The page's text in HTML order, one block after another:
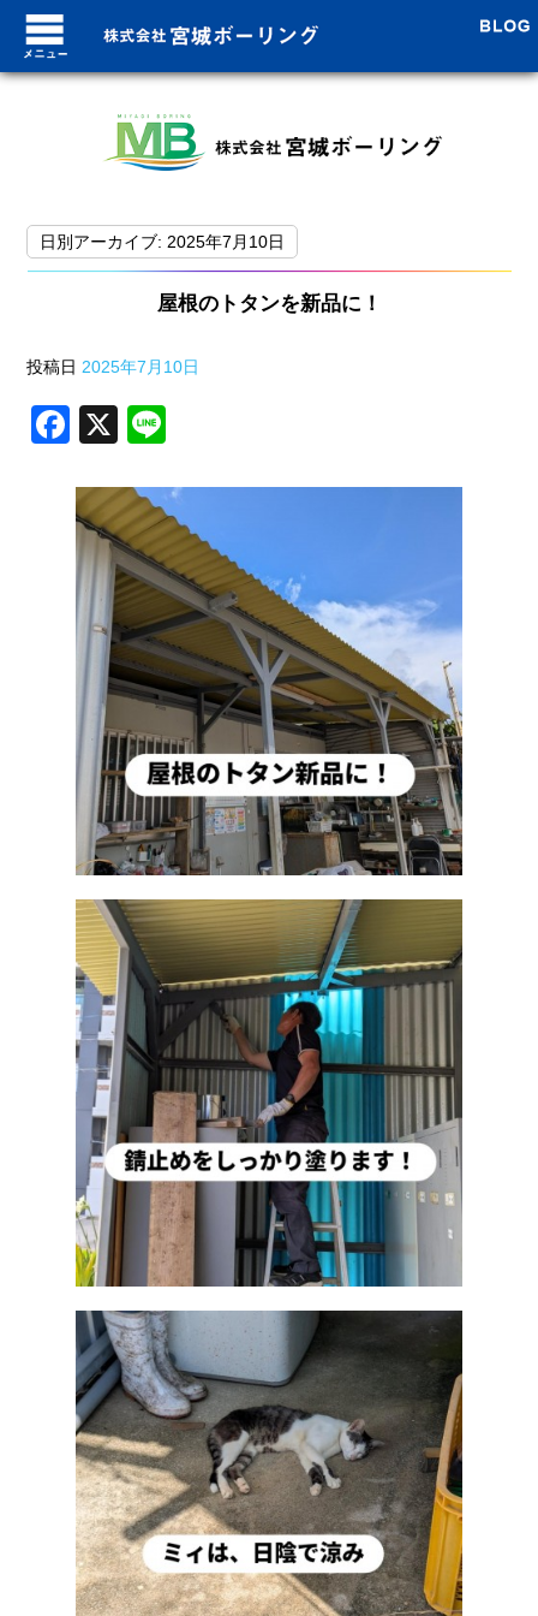
最近の投稿
未経験でも安心の安定職
2026年8月
2026年6月
2026年5月
2026年2月
2026年1月
2025年12月
2025年9月
2025年8月
2025年7月
2025年5月
2025年4月
2025年3月
2025年2月
2025年1月
2024年11月
2024年10月
2024年9月
2024年8月
日別アーカイブ:2025年7月10日
屋根のトタンを新品に！
投稿日 2025年7月10日
F
c
e
b
o
o
k
X
e